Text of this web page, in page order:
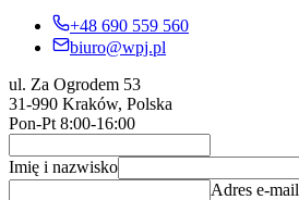
+48 690 559 560
biuro@wpj.pl
ul. Za Ogrodem 53
31-990 Kraków, Polska
Pon-Pt 8:00-16:00
Imię i nazwisko
Adres e-mail